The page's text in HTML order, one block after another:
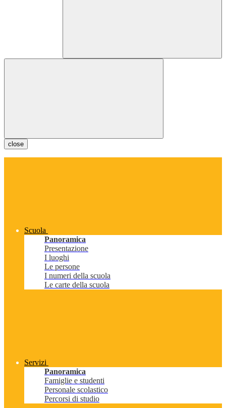
close
Scuola
Panoramica
Presentazione
I luoghi
Le persone
I numeri della scuola
Le carte della scuola
Servizi
Panoramica
Famiglie e studenti
Personale scolastico
Percorsi di studio